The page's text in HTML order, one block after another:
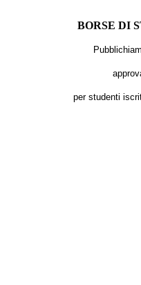
BORSE DI
per studenti